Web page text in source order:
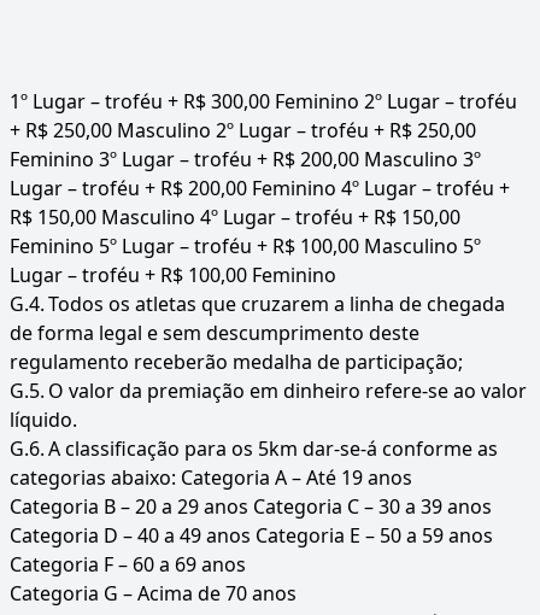
1º Lugar – troféu + R$ 300,00 Feminino 2º Lugar – troféu
+ R$ 250,00 Masculino 2º Lugar – troféu + R$ 250,00
Feminino 3º Lugar – troféu + R$ 200,00 Masculino 3º
Lugar – troféu + R$ 200,00 Feminino 4º Lugar – troféu +
R$ 150,00 Masculino 4º Lugar – troféu + R$ 150,00
Feminino 5º Lugar – troféu + R$ 100,00 Masculino 5º
Lugar – troféu + R$ 100,00 Feminino
G.4.Todos os atletas que cruzarem a linha de chegada
de forma legal e sem descumprimento deste
regulamento receberão medalha de participação;
G.5. O valor da premiação em dinheiro refere-se ao valor
líquido.
G.6.A classificação para os 5km dar-se-á conforme as
categorias abaixo: Categoria A – Até 19 anos
Categoria B – 20 a 29 anos Categoria C – 30 a 39 anos
Categoria D – 40 a 49 anos Categoria E – 50 a 59 anos
Categoria F – 60 a 69 anos
Categoria G – Acima de 70 anos